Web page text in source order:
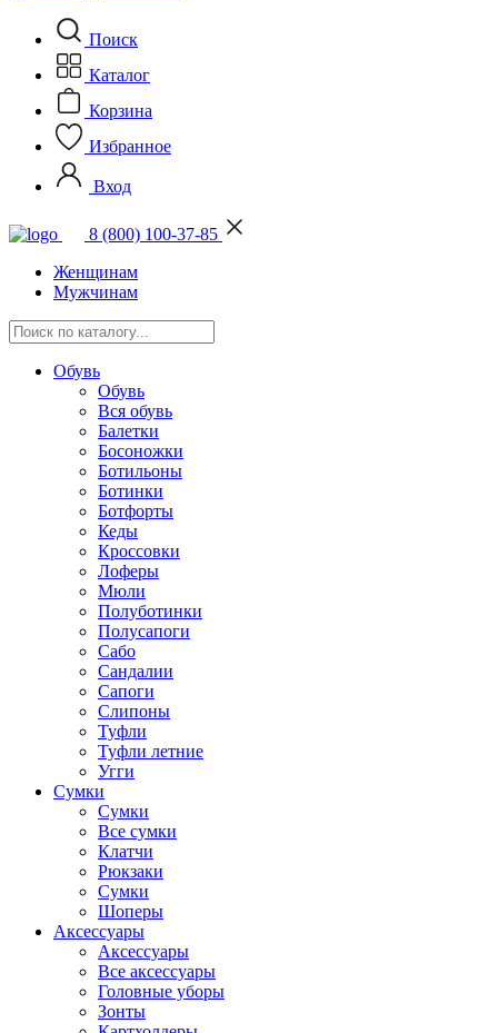
Поиск
Каталог
Корзина
Избранное
Вход
8 (800) 100-37-85
Женщинам
Мужчинам
Обувь
Обувь
Вся обувь
Балетки
Босоножки
Ботильоны
Ботинки
Ботфорты
Кеды
Кроссовки
Лоферы
Мюли
Полуботинки
Полусапоги
Сабо
Сандалии
Сапоги
Слипоны
Туфли
Туфли летние
Угги
Сумки
Сумки
Все сумки
Клатчи
Рюкзаки
Сумки
Шоперы
Аксессуары
Аксессуары
Все аксессуары
Головные уборы
Зонты